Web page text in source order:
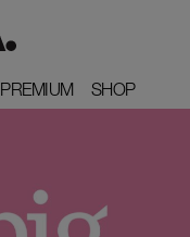
PREMIUM
PREMIUM SHOP
SHOP